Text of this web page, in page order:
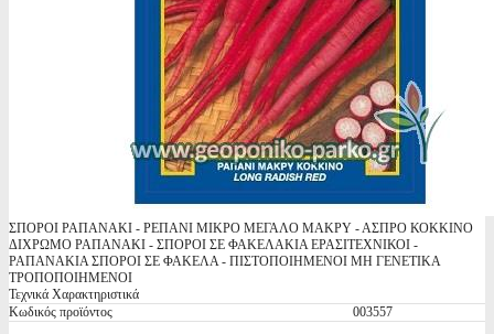
ΣΠΟΡΟΙ ΡΑΠΑΝΑΚΙ - ΡΕΠΑΝΙ ΜΙΚΡΟ ΜΕΓΑΛΟ ΜΑΚΡΥ - ΑΣΠΡΟ ΚΟΚΚΙΝΟ
ΔΙΧΡΩΜΟ ΡΑΠΑΝΑΚΙ - ΣΠΟΡΟΙ ΣΕ ΦΑΚΕΛΑΚΙΑ ΕΡΑΣΙΤΕΧΝΙΚΟΙ -
ΡΑΠΑΝΑΚΙΑ ΣΠΟΡΟΙ ΣΕ ΦΑΚΕΛΑ - ΠΙΣΤΟΠΟΙΗΜΕΝΟΙ ΜΗ ΓΕΝΕΤΙΚΑ
ΤΡΟΠΟΠΟΙΗΜΕΝΟΙ
Τεχνικά Χαρακτηριστικά
Κωδικός προϊόντος
003557